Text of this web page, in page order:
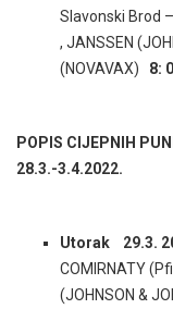
Slavonski Brod
, JANSSEN
(NOVAVAX) 8:
POPIS CIJEPNIH
28.3.-3.4.2022.
Utorak 29.3.
COMIRNATY
(JOHNSON &